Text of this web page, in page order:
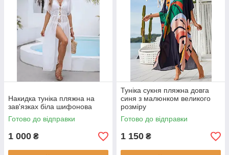
Накидка туніка пляжна на
зав'язках біла шифонова
Готово до відправки
1 000 ₴
Туніка сукня пляжна довга
синя з малюнком великого
розміру
Готово до відправки
1 150 ₴